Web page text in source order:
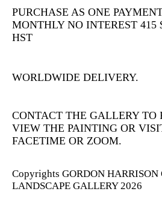
PURCHASE AS ONE
MONTHLY NO INTEREST 415
HST
WORLDWIDE DELIVERY.
CONTACT THE GALLERY TO
VIEW THE PAINTING OR
FACETIME OR ZOOM.
Copyrights GORDON
LANDSCAPE GALLERY 2026